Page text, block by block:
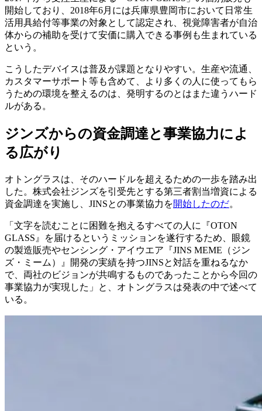
開始しており、2018年6月には兵庫県豊岡市において日常生
活用具給付等事業の対象として認定され、視覚障害者が自治
体からの補助を受けて安価に購入できる事例も生まれている
という。
こうしたデバイスは普及が課題となりやすい。生産や流通、
カスタマーサポート等も含めて、より多くの人に使ってもら
うための環境を整えるのは、発明するのとはまた違うハード
ルがある。
ジンズからの資金調達と事業協力によ
る広がり
オトングラスは、そのハードルを超えるための一歩を踏み出
した。株式会社ジンズを引受先とする第三者割当増資による
資金調達を実施し、JINSとの事業協力を開始したのだ。
「文字を読むことに困難を抱えるすべての人に『OTON
GLASS』を届けるというミッションを遂行するため、眼鏡
の製造販売やセンシング・アイウエア『JINS MEME（ジン
ズ・ミーム）』開発の実績を持つJINSと対話を重ねるなか
で、両社のビジョンが共鳴するものであったことから今回の
事業協力が実現した」と、オトングラスは発表の中で述べて
いる。